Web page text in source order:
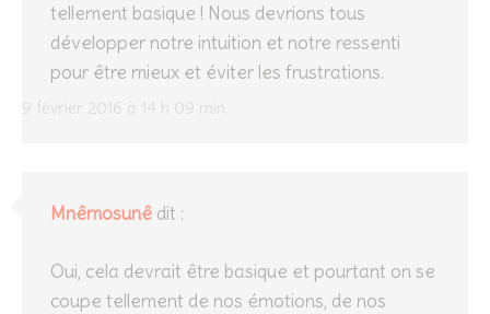
9 février 2016 à 14 h 09 min
tellement basique ! Nous devrions tous
développer notre intuition et notre ressenti
pour être mieux et éviter les frustrations.
Mnêmosunê dit :
Oui, cela devrait être basique et pourtant on se
coupe tellement de nos émotions, de nos